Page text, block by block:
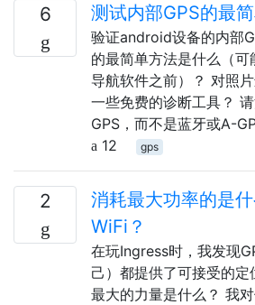
6 测试内部GPS的最
验证android设备的内部
的最简单方法是什么（
导航软件之前）？ 对照
一些免费的诊断工具？
GPS，而不是蓝牙或A-
12
gps
2
消耗最大功率的是
WiFi？
在玩Ingress时，我发现
己）都提供了可接受的
最大的力量是什么？ 我